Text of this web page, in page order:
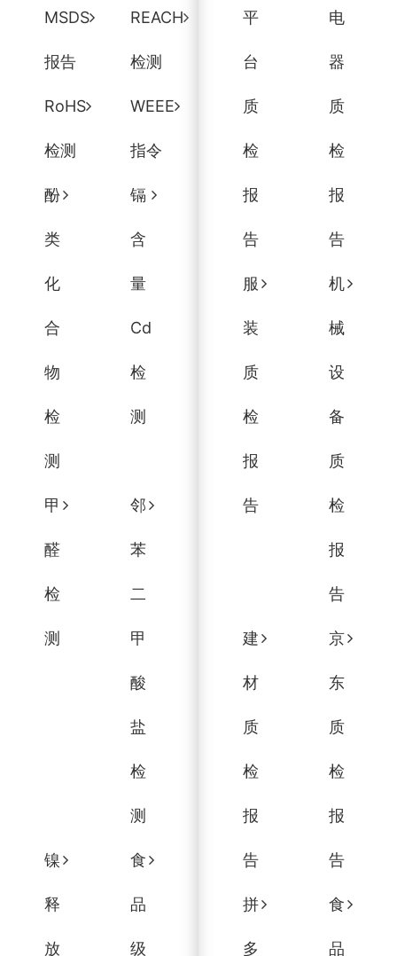
MSDS
报告
REACH
检测
RoHS
检测
WEEE
指令
酚
类
化
合
物
检
测
镉
含
量
Cd
检
测
甲
醛
检
测
邻
苯
二
甲
酸
盐
检
测
镍
释
放
食
品
级
平
台
质
检
报
告
电
器
质
检
报
告
服
装
质
检
报
告
机
械
设
备
质
检
报
告
建
材
质
检
报
告
京
东
质
检
报
告
拼
多
食
品